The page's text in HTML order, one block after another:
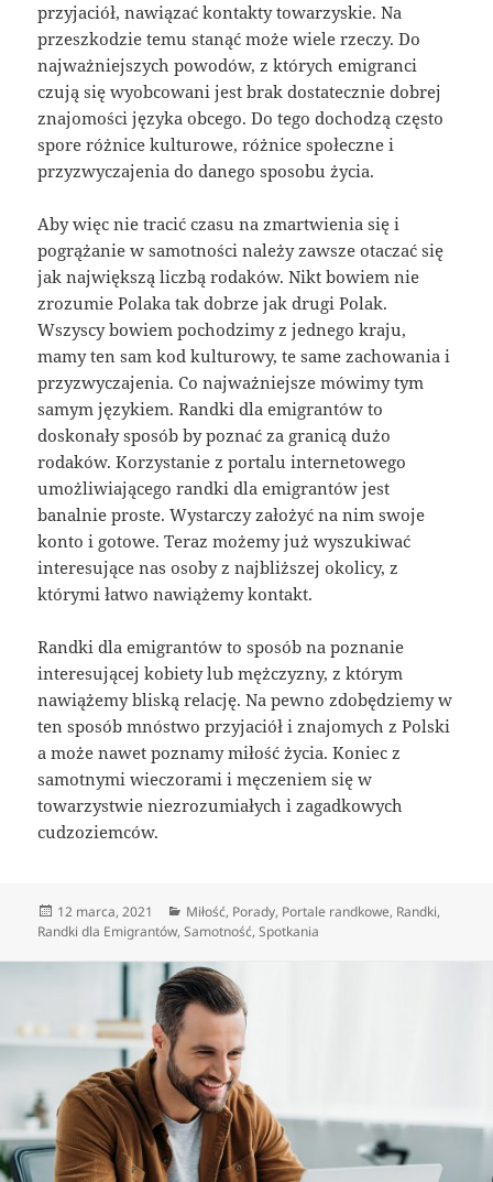
przyjaciół, nawiązać kontakty towarzyskie. Na
przeszkodzie temu stanąć może wiele rzeczy. Do
najważniejszych powodów, z których emigranci
czują się wyobcowani jest brak dostatecznie dobrej
znajomości języka obcego. Do tego dochodzą często
spore różnice kulturowe, różnice społeczne i
przyzwyczajenia do danego sposobu życia.
Aby więc nie tracić czasu na zmartwienia się i
pogrążanie w samotności należy zawsze otaczać się
jak największą liczbą rodaków. Nikt bowiem nie
zrozumie Polaka tak dobrze jak drugi Polak.
Wszyscy bowiem pochodzimy z jednego kraju,
mamy ten sam kod kulturowy, te same zachowania i
przyzwyczajenia. Co najważniejsze mówimy tym
samym językiem. Randki dla emigrantów to
doskonały sposób by poznać za granicą dużo
rodaków. Korzystanie z portalu internetowego
umożliwiającego randki dla emigrantów jest
banalnie proste. Wystarczy założyć na nim swoje
konto i gotowe. Teraz możemy już wyszukiwać
interesujące nas osoby z najbliższej okolicy, z
którymi łatwo nawiążemy kontakt.
Randki dla emigrantów to sposób na poznanie
interesującej kobiety lub mężczyzny, z którym
nawiążemy bliską relację. Na pewno zdobędziemy w
ten sposób mnóstwo przyjaciół i znajomych z Polski
a może nawet poznamy miłość życia. Koniec z
samotnymi wieczorami i męczeniem się w
towarzystwie niezrozumiałych i zagadkowych
cudzoziemców.
Data
publikacji
12 marca, 2021 Kategorie
Miłość, Porady, Portale randkowe, Randki,
Randki dla Emigrantów,Samotność,Spotkania